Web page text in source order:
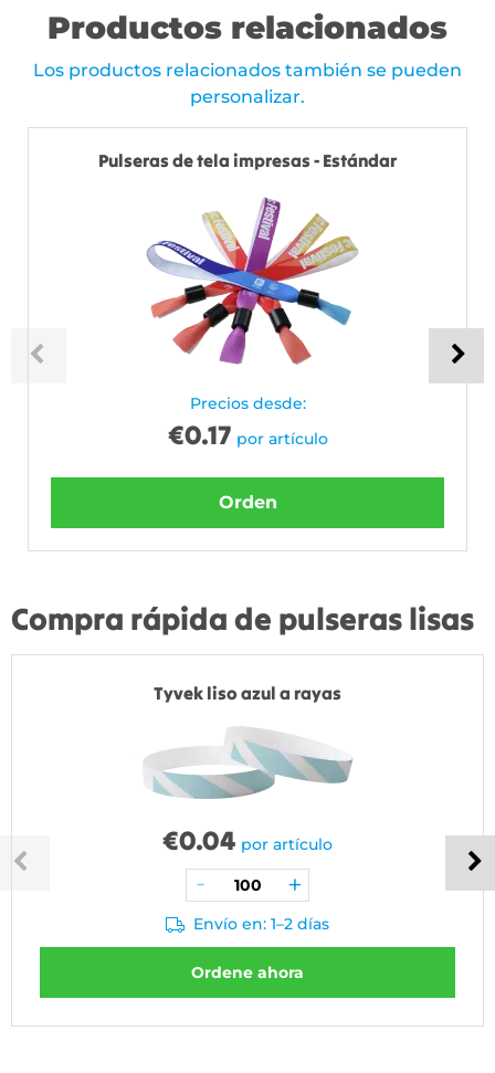
Productos relacionados
Los productos relacionados también se pueden
personalizar.
Pulseras de tela impresas - Estándar
Precios desde:
€0.17 por artículo
Orden
Compra rápida de pulseras lisas
Tyvek liso azul a rayas
€0.04 por artículo
Envío en: 1–2 días
Ordene ahora